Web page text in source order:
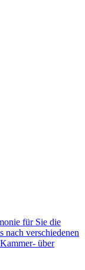
für Sie die
nach verschiedenen
über